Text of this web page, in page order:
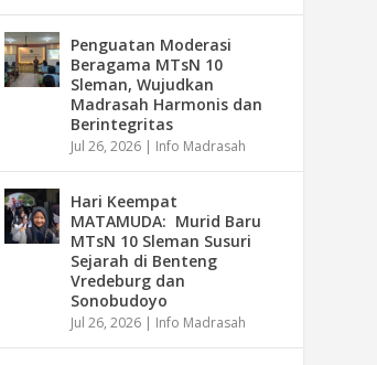
Penguatan Moderasi
Beragama MTsN 10
Sleman, Wujudkan
Madrasah Harmonis dan
Berintegritas
Jul 26, 2026 | Info Madrasah
Hari Keempat
MATAMUDA: Murid Baru
MTsN 10 Sleman Susuri
Sejarah di Benteng
Vredeburg dan
Sonobudoyo
Jul 26, 2026 | Info Madrasah